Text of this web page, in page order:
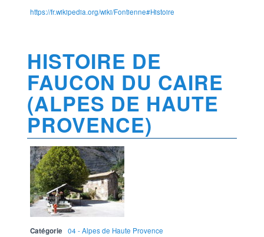
https://fr.wikipedia.org/wiki/Fontienne#Histoire
HISTOIRE DE
FAUCON DU CAIRE
(ALPES DE HAUTE
PROVENCE)
Catégorie
04 - Alpes de Haute Provence